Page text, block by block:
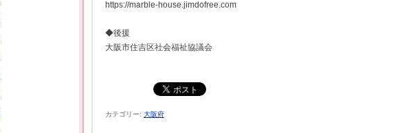
https://marble-house.jimdofree.com
◆後援
大阪市住吉区社会福祉協議会
カテゴリー: 大阪府